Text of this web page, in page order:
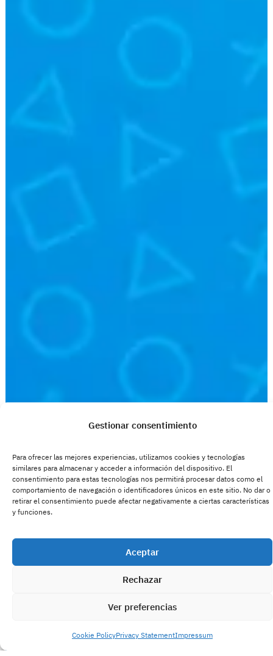
Gestionar consentimiento
Para ofrecer las mejores experiencias, utilizamos cookies y tecnologías
similares para almacenar y acceder a información del dispositivo. El
consentimiento para estas tecnologías nos permitirá procesar datos como el
comportamiento de navegación o identificadores únicos en este sitio. No dar o
retirar el consentimiento puede afectar negativamente a ciertas características
y funciones.
Aceptar
Rechazar
Ver preferencias
Cookie PolicyPrivacy StatementImpressum